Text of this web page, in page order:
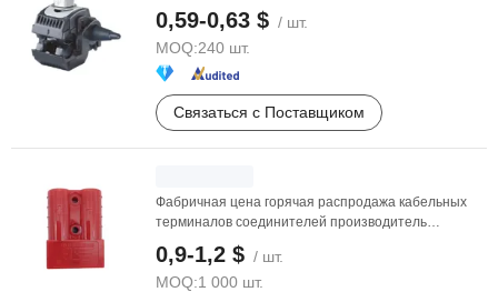
0,59-0,63 $ / шт.
MOQ:240 шт.
Связаться с Поставщиком
Фабричная цена горячая распродажа кабельных
терминалов соединителей производитель
электрических 50A ...
0,9-1,2 $ / шт.
MOQ:1 000 шт.